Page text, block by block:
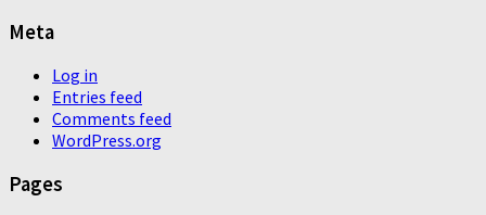
Meta
Log in
Entries feed
Comments feed
WordPress.org
Pages